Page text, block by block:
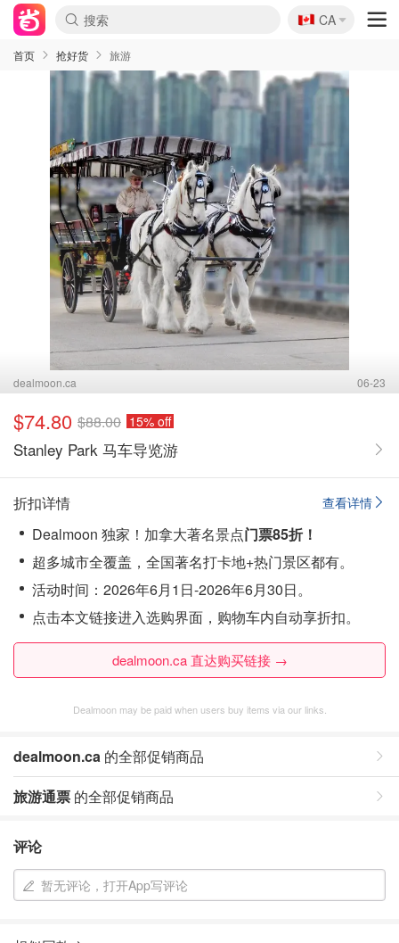
🇨🇦
CA
首页 抢好货 旅游
dealmoon.ca 06-23
$74.80 $88.00 15% off
Stanley Park 马车导览游
查看详情
折扣详情
Dealmoon 独家！加拿大著名景点门票85折！
超多城市全覆盖，全国著名打卡地+热门景区都有。
活动时间：2026年6月1日-2026年6月30日。
点击本文链接进入选购界面，购物车内自动享折扣。
dealmoon.ca 直达购买链接 →
Dealmoon may be paid when users buy items via our links.
dealmoon.ca 的全部促销商品
旅游通票 的全部促销商品
评论
暂无评论，打开App写评论